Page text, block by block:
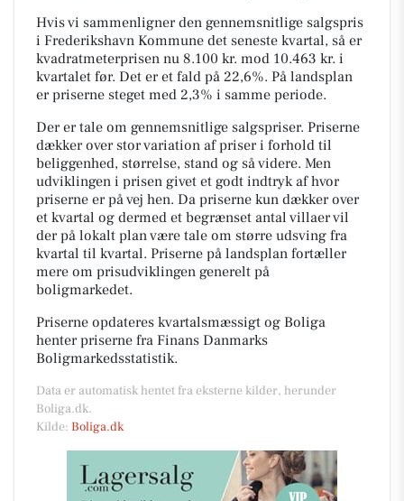
Hvis vi sammenligner den gennemsnitlige salgspris
i Frederikshavn Kommune det seneste kvartal, så er
kvadratmeterprisen nu 8.100 kr. mod 10.463 kr. i
kvartalet før. Det er et fald på 22,6%. På landsplan
er priserne steget med 2,3% i samme periode.
Der er tale om gennemsnitlige salgspriser. Priserne
dækker over stor variation af priser i forhold til
beliggenhed, størrelse, stand og så videre. Men
udviklingen i prisen givet et godt indtryk af hvor
priserne er på vej hen. Da priserne kun dækker over
et kvartal og dermed et begrænset antal villaer vil
der på lokalt plan være tale om større udsving fra
kvartal til kvartal. Priserne på landsplan fortæller
mere om prisudviklingen generelt på
boligmarkedet.
Priserne opdateres kvartalsmæssigt og Boliga
henter priserne fra Finans Danmarks
Boligmarkedsstatistik.
Data er automatisk hentet fra eksterne kilder, herunder
Boliga.dk.
Kilde: Boliga.dk